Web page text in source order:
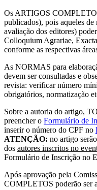
Os ARTIGOS
publicados), pois aqueles
avaliação dos editores)
Colloquium Agrariae,
conforme as respectivas
As NORMAS para
devem ser consultadas e
revista: verificar número
obrigatórios, normatização
Sobre a autoria do artigo,
preencher o Formulário de
inserir o número do CPF no
ATENÇÃO: no artigo
dos autores inscritos no
Formulário de Inscrição no
Após aprovação pela
COMPLETOS poderão ser